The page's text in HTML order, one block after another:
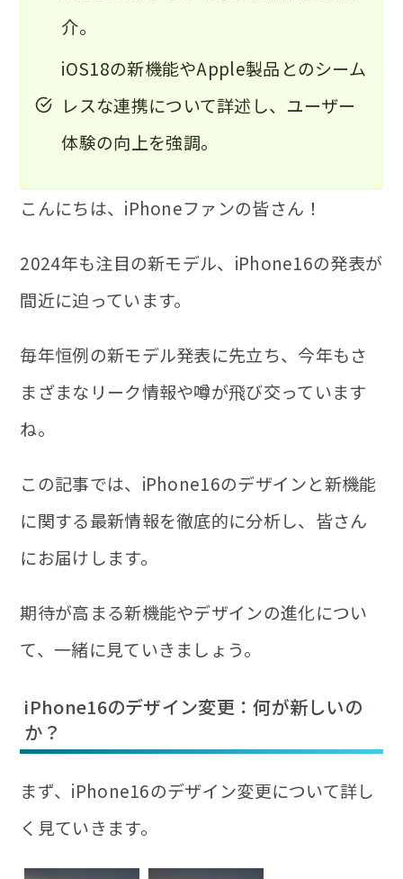
介。
iOS18の新機能やApple製品とのシーム
レスな連携について詳述し、ユーザー
体験の向上を強調。
こんにちは、iPhoneファンの皆さん！
2024年も注目の新モデル、iPhone16の発表が
間近に迫っています。
毎年恒例の新モデル発表に先立ち、今年もさ
まざまなリーク情報や噂が飛び交っています
ね。
この記事では、iPhone16のデザインと新機能
に関する最新情報を徹底的に分析し、皆さん
にお届けします。
期待が高まる新機能やデザインの進化につい
て、一緒に見ていきましょう。
iPhone16のデザイン変更：何が新しいの
か？
まず、iPhone16のデザイン変更について詳し
く見ていきます。